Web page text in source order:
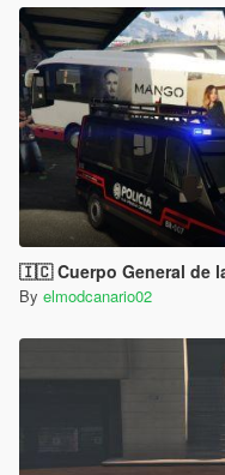
🇮🇨 Cuerpo General de la Policia Nacional Canaria
By elmodcanario02